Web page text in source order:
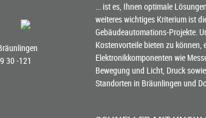
30 -121
... ist es, Ihnen optimale
weiteres wichtiges Kriterium ist
Gebäudeautomations-Projekte.
Kostenvorteile bieten zu
Elektronikkomponenten wie
Bewegung und Licht, Druck
Standorten in Bräunlingen und